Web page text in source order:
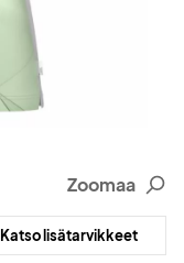
Zoomaa
Katso lisätarvikkeet